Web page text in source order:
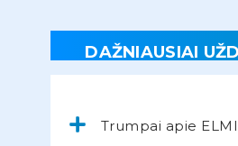
DAŽNIAUSIAI
Trumpai apie